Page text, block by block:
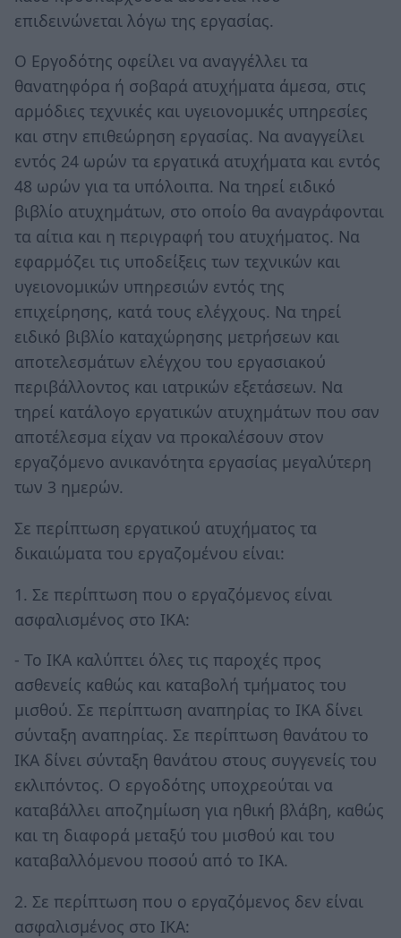
επιδεινώνεται λόγω της εργασίας.
Ο Εργοδότης οφείλει να αναγγέλλει τα
θανατηφόρα ή σοβαρά ατυχήματα άμεσα, στις
αρμόδιες τεχνικές και υγειονομικές υπηρεσίες
και στην επιθεώρηση εργασίας. Να αναγγείλει
εντός 24 ωρών τα εργατικά ατυχήματα και εντός
48 ωρών για τα υπόλοιπα. Να τηρεί ειδικό
βιβλίο ατυχημάτων, στο οποίο θα αναγράφονται
τα αίτια και η περιγραφή του ατυχήματος. Να
εφαρμόζει τις υποδείξεις των τεχνικών και
υγειονομικών υπηρεσιών εντός της
επιχείρησης, κατά τους ελέγχους. Να τηρεί
ειδικό βιβλίο καταχώρησης μετρήσεων και
αποτελεσμάτων ελέγχου του εργασιακού
περιβάλλοντος και ιατρικών εξετάσεων. Να
τηρεί κατάλογο εργατικών ατυχημάτων που σαν
αποτέλεσμα είχαν να προκαλέσουν στον
εργαζόμενο ανικανότητα εργασίας μεγαλύτερη
των 3 ημερών.
Σε περίπτωση εργατικού ατυχήματος τα
δικαιώματα του εργαζομένου είναι:
1. Σε περίπτωση που ο εργαζόμενος είναι
ασφαλισμένος στο ΙΚΑ:
- Το ΙΚΑ καλύπτει όλες τις παροχές προς
ασθενείς καθώς και καταβολή τμήματος του
μισθού. Σε περίπτωση αναπηρίας το ΙΚΑ δίνει
σύνταξη αναπηρίας. Σε περίπτωση θανάτου το
ΙΚΑ δίνει σύνταξη θανάτου στους συγγενείς του
εκλιπόντος. Ο εργοδότης υποχρεούται να
καταβάλλει αποζημίωση για ηθική βλάβη, καθώς
και τη διαφορά μεταξύ του μισθού και του
καταβαλλόμενου ποσού από το ΙΚΑ.
2. Σε περίπτωση που ο εργαζόμενος δεν είναι
ασφαλισμένος στο ΙΚΑ: